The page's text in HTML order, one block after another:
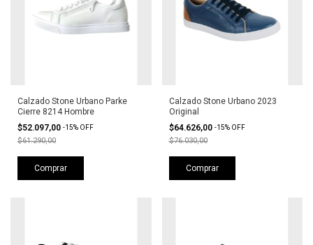
Calzado Stone Urbano Parke
Cierre 8214 Hombre
$52.097,00 -15% OFF
$61.290,00
Comprar
Calzado Stone Urbano 2023
Original
$64.626,00 -15% OFF
$76.030,00
Comprar